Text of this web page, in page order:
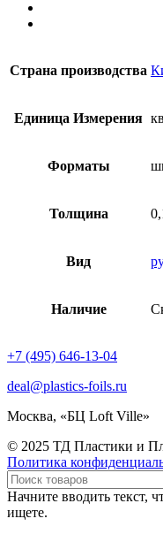
Страна производства
Единица Измерения
Форматы
Толщина
Вид
Наличие
+7 (495) 646-13-04
deal@plastics-foils.ru
Москва, «БЦ Loft Ville»
© 2025 ТД Пластики и
Политика
Начните вводить текст,
ищете.